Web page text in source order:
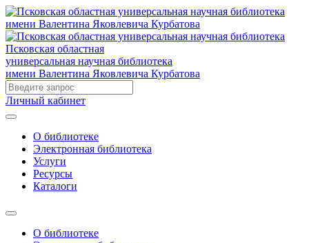
Псковская областная
универсальная научная библиотека
имени Валентина Яковлевича Курбатова
Личный кабинет
О библиотеке
Электронная библиотека
Услуги
Ресурсы
Каталоги
О библиотеке